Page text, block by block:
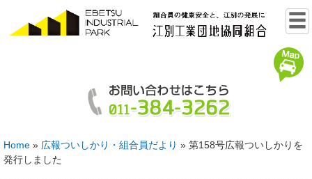
Home » 広報ついしかり・組合員だより » 第158号広報ついしかりを
発行しました